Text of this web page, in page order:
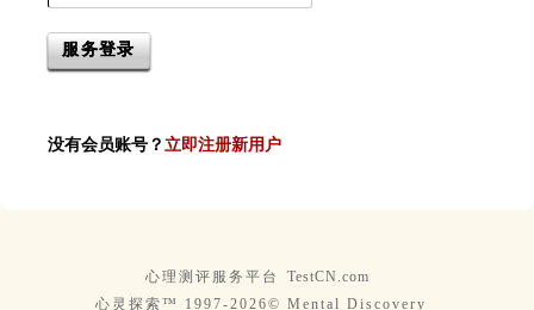
没有会员账号？立即注册新用户
心理测评服务平台
TestCN.com
心灵探索™ 1997-2026© Mental Discovery